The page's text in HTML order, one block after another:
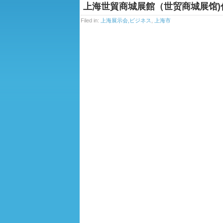
上海世貿商城展館（世贸商城展馆)
Filed in: 上海展示会,ビジネス 上海市